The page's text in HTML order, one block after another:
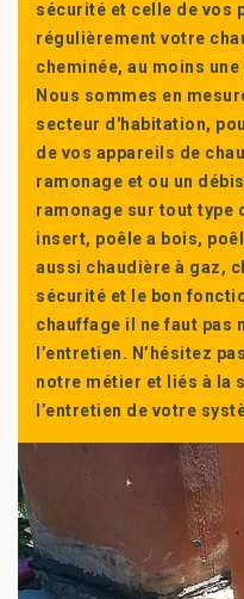
sécurité et celle de vos
régulièrement votre
cheminée, au moins
Nous sommes en
secteur d'habitation,
de vos appareils de
ramonage et ou un
ramonage sur tout type
insert, poêle a bois,
aussi chaudière à gaz,
sécurité et le bon
chauffage il ne faut pas
l’entretien. N’hésitez
notre métier et liés à la
l’entretien de votre